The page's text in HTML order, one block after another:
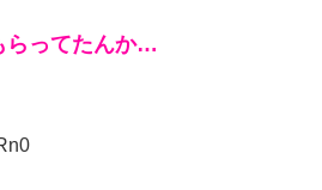
らってたんか…